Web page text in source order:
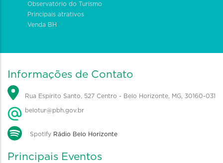
Observatório do Turismo
Principais atrativos
Venda BH
Informações de Contato
Rua Espírito Santo, 527 Centro - Belo Horizonte, MG, 30160-031
belotur@pbh.gov.br
Spotify Rádio Belo Horizonte
Principais Eventos